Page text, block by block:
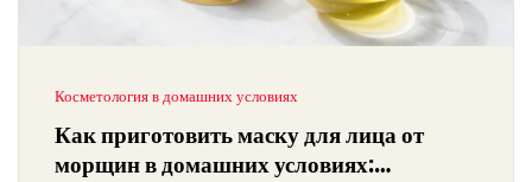
Косметология в домашних условиях
Как приготовить маску для лица от
морщин в домашних условиях: